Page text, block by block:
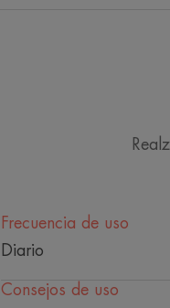
Frecuencia de uso
Diario
Consejos de uso